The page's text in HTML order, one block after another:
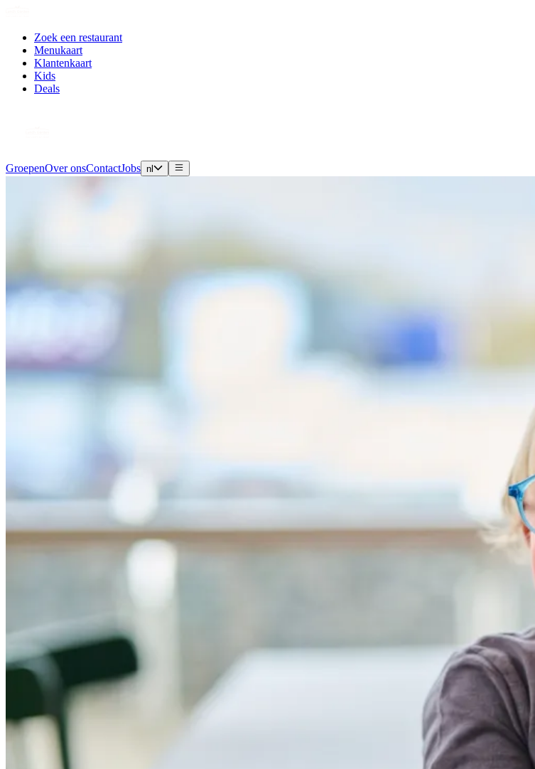
Zoek een restaurant
Menukaart
Klantenkaart
Kids
Deals
GroepenOver onsContactJobs nl